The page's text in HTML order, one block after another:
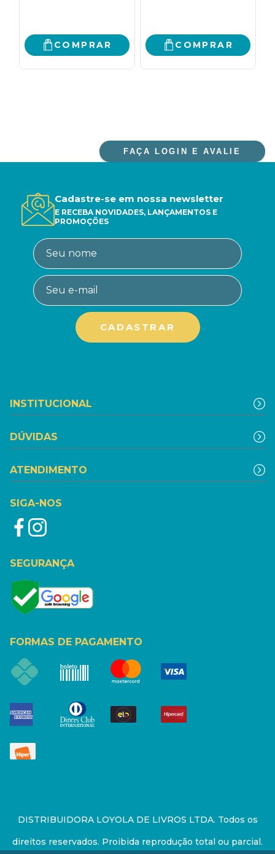
COMPRAR COMPRAR
FAÇA LOGIN E AVALIE
Cadastre-se em nossa newsletter
E RECEBA NOVIDADES, LANÇAMENTOS E
PROMOÇÕES
INSTITUCIONAL
DÚVIDAS
ATENDIMENTO
SIGA-NOS
SEGURANÇA
FORMAS DE PAGAMENTO
DISTRIBUIDORA LOYOLA DE LIVROS LTDA. Todos os
direitos reservados. Proibida reprodução total ou parcial.